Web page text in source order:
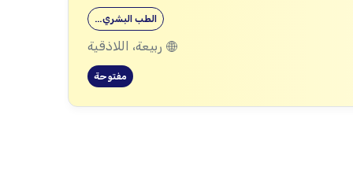
الطب البشري…
ربيعة، اللاذقية
مفتوحة